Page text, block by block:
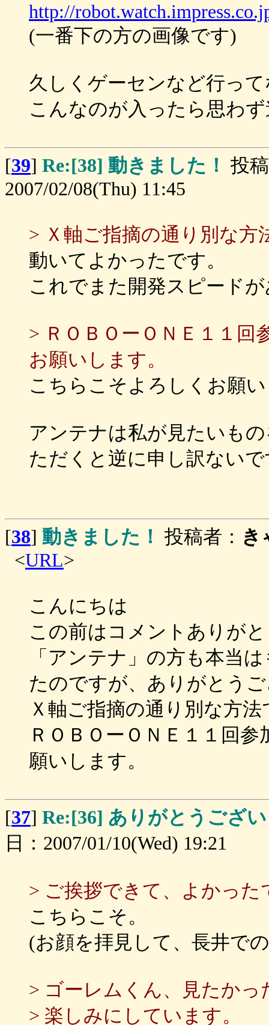
http://
(一番下の方の画像です)
久しくゲーセンなど行っ
こんなのが入ったら思わ
[39] Re:[38] 動きました！ 投
2007/02/08(Thu) 11:45
> Ｘ軸ご指摘の通り別な
動いてよかったです。
これでまた開発スピード
> ＲＯＢＯーＯＮＥ１１回
お願いします。
こちらこそよろしくお願
アンテナは私が見たいも
ただくと逆に申し訳ない
[38] 動きました！ 投稿者： き
<URL>
こんにちは
この前はコメントありが
「アンテナ」の方も本当
たのですが、ありがとう
Ｘ軸ご指摘の通り別な方
ＲＯＢＯーＯＮＥ１１回
願いします。
[37] Re:[36] ありがとうござ
日：2007/01/10(Wed) 19:21
> ご挨拶できて、よかった
こちらこそ。
(お顔を拝見して、長井で
> ゴーレムくん、見たか
> 楽しみにしています。